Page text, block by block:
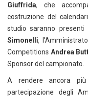
Giuffrida, che
costruzione del
studio saranno
Simonelli,
Competitions Andrea
Sponsor del campionato.
A rendere ancora
partecipazione degli